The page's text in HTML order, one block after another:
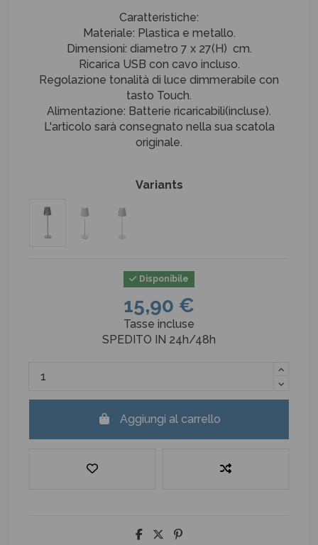
Caratteristiche:
Materiale: Plastica e metallo.
Dimensioni: diametro 7 x 27(H) cm.
Ricarica USB con cavo incluso.
Regolazione tonalità di luce dimmerabile con
tasto Touch.
Alimentazione: Batterie ricaricabili(incluse).
L'articolo sarà consegnato nella sua scatola
originale.
Variants
Disponibile
15,90 €
Tasse incluse
SPEDITO IN 24h/48h
Aggiungi al carrello